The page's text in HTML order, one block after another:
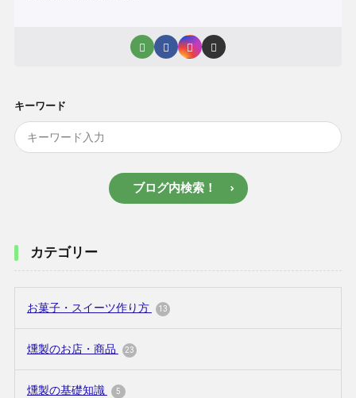
キーワード
ブログ内検索！
カテゴリー
お菓子・スイーツ作り方 13
燻製のお店・商品 23
燻製の基礎知識 5